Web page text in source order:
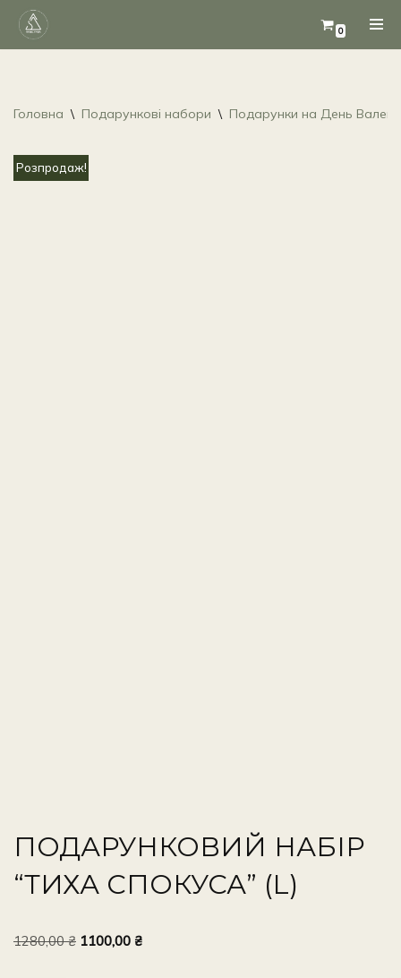
Перейти
0
Головна \ Подарункові набори \ Подарунки на День
Розпродаж!
ПОДАРУНКОВИЙ НАБІР
“ТИХА СПОКУСА” (L)
1280,00₴ 1100,00 ₴